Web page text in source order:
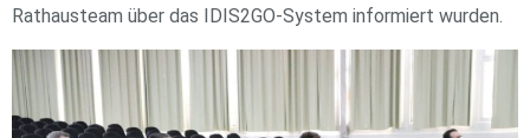
Rathausteam über das IDIS2GO-System informiert wurden.